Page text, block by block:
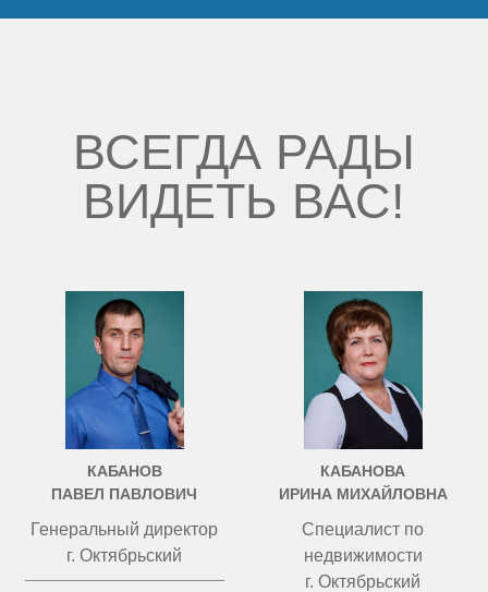
ВСЕГДА РАДЫ
ВИДЕТЬ ВАС!
КАБАНОВ
ПАВЕЛ ПАВЛОВИЧ
Генеральный директор
г. Октябрьский
КАБАНОВА
ИРИНА МИХАЙЛОВНА
Специалист по
недвижимости
г. Октябрьский